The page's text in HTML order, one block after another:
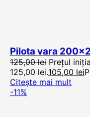
Pilota vara
125,00lei Prețul
125,00 lei.105,00 lei
Citește mai mult
-11%